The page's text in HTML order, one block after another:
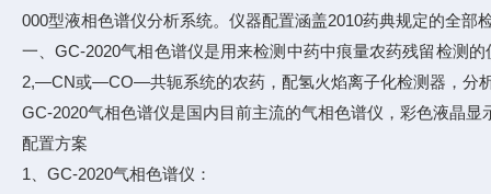
000型液相色谱仪分析系统。仪器配置涵盖2010药典规定的全
一、GC-2020气相色谱仪是用来检测中药中痕量农药残留检测
2,—CN或—CO—共轭系统的农药，配氢火焰离子化检测器，分
GC-2020气相色谱仪是国内目前主流的气相色谱仪，彩色液晶
配置方案
1、GC-2020气相色谱仪：